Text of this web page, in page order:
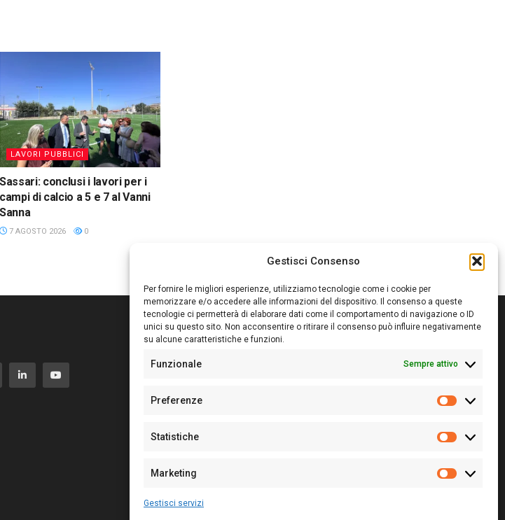
Gestisci Consenso
Per fornire le migliori esperienze, utilizziamo tecnologie come i cookie per
memorizzare e/o accedere alle informazioni del dispositivo. Il consenso a queste
tecnologie ci permetterà di elaborare dati come il comportamento di navigazione o ID
unici su questo sito. Non acconsentire o ritirare il consenso può influire negativamente
su alcune caratteristiche e funzioni.
Funzionale Sempre attivo
Preferenze
Statistiche
Statistiche
Marketing
Marketing
Gestisci servizi
LAVORI PUBBLICI
Sassari: conclusi i lavori per i
campi di calcio a 5 e 7 al Vanni
Sanna
7 AGOSTO 2026 0
Editore:Giampaolo Cirronis Ditta individuale
Sede:
N° di iscrizione al ROC:
N° 128/2020 del 10/02/2020
Per la Pubblicità: